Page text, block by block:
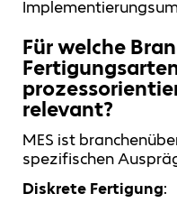
Für welche
relevant?
MES ist
spezifischen
Diskrete Fertigung: